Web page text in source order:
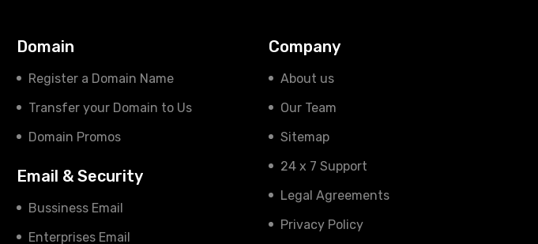
Domain
Register a Domain Name
Transfer your Domain to Us
Domain Promos
Email & Security
Bussiness Email
Enterprises Email
Company
About us
Our Team
Sitemap
24 x 7 Support
Legal Agreements
Privacy Policy